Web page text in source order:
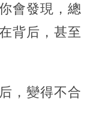
會發現，總
背后，甚至
，變得不合